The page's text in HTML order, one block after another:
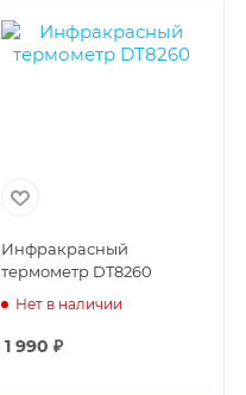
Инфракрасный
термометр DT8260
Нет в наличии
1 990 ₽